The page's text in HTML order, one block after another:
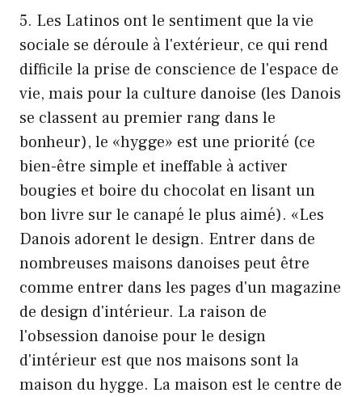
5. Les Latinos ont le sentiment que la vie
sociale se déroule à l'extérieur, ce qui rend
difficile la prise de conscience de l'espace de
vie, mais pour la culture danoise (les Danois
se classent au premier rang dans le
bonheur), le «hygge» est une priorité (ce
bien-être simple et ineffable à activer
bougies et boire du chocolat en lisant un
bon livre sur le canapé le plus aimé). «Les
Danois adorent le design. Entrer dans de
nombreuses maisons danoises peut être
comme entrer dans les pages d'un magazine
de design d'intérieur. La raison de
l'obsession danoise pour le design
d'intérieur est que nos maisons sont la
maison du hygge. La maison est le centre de